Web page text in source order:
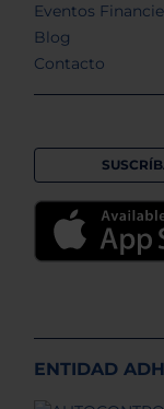
Eventos
Blog
Contacto
ENTIDAD